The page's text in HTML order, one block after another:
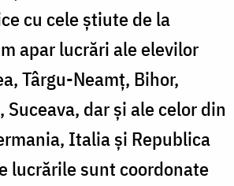
cu cele știute de la
apar lucrări ale elevilor
Târgu-Neamț, Bihor,
Suceava, dar și ale celor din
Italia și Republica
lucrările sunt coordonate